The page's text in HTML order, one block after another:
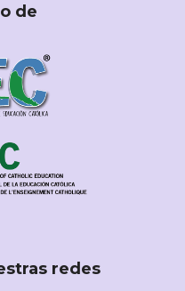
de
redes